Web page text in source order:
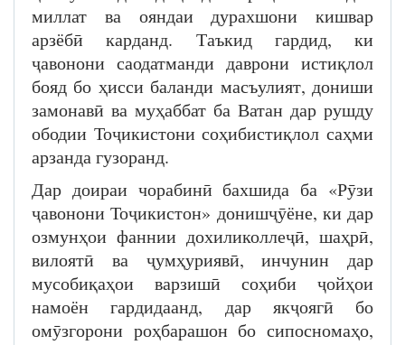
миллат ва ояндаи дурахшони кишвар
арзёбӣ карданд. Таъкид гардид, ки
ҷавонони саодатманди даврони истиқлол
бояд бо ҳисси баланди масъулият, дониши
замонавӣ ва муҳаббат ба Ватан дар рушду
ободии Тоҷикистони соҳибистиқлол саҳми
арзанда гузоранд.
Дар доираи чорабинӣ бахшида ба «Рӯзи
ҷавонони Тоҷикистон» донишҷӯёне, ки дар
озмунҳои фаннии дохиликоллеҷӣ, шаҳрӣ,
вилоятӣ ва ҷумҳуриявӣ, инчунин дар
мусобиқаҳои варзишӣ соҳиби ҷойҳои
намоён гардидаанд, дар якҷоягӣ бо
омӯзгорони роҳбарашон бо сипосномаҳо,